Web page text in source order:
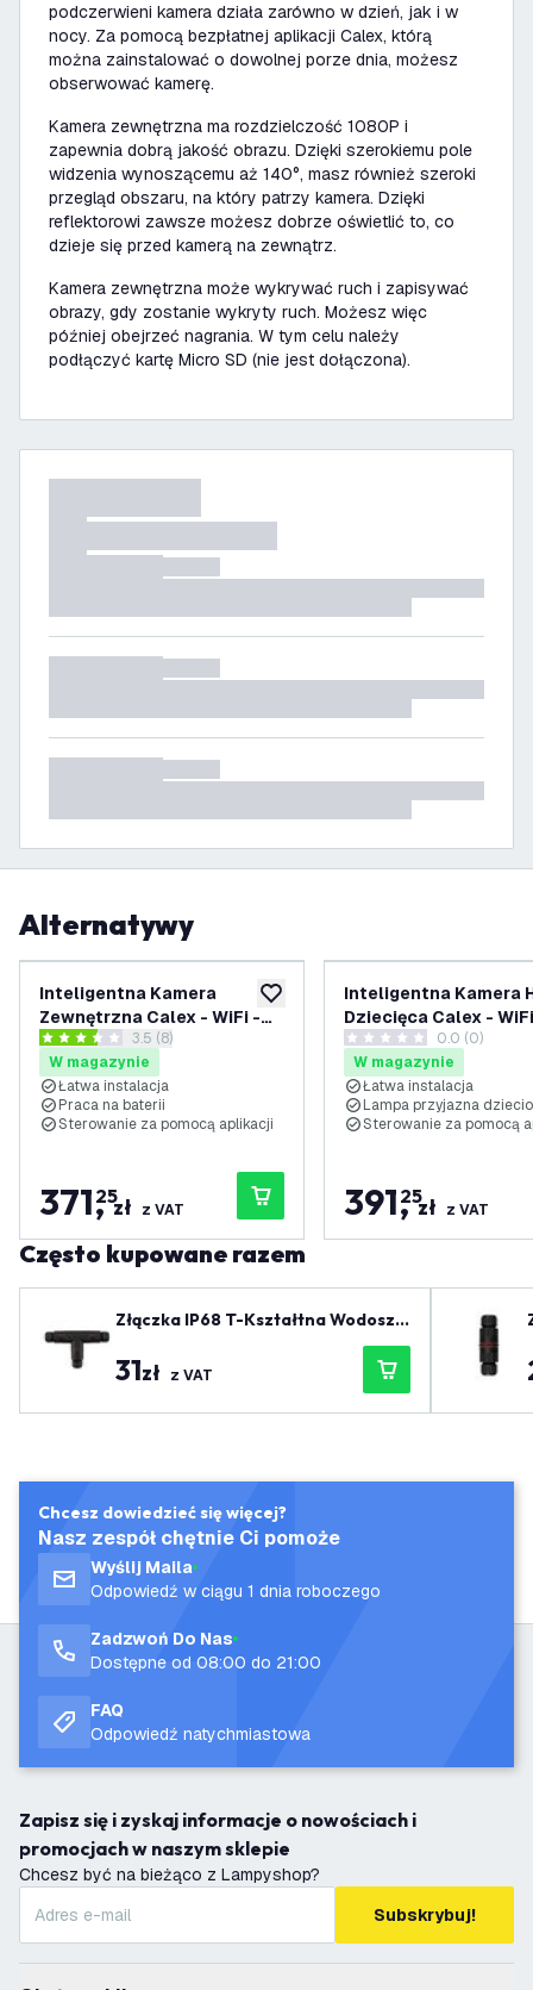
podczerwieni kamera działa zarówno w dzień, jak i w
nocy. Za pomocą bezpłatnej aplikacji Calex, którą
można zainstalować o dowolnej porze dnia, możesz
obserwować kamerę.
Kamera zewnętrzna ma rozdzielczość 1080P i
zapewnia dobrą jakość obrazu. Dzięki szerokiemu pole
widzenia wynoszącemu aż 140°, masz również szeroki
przegląd obszaru, na który patrzy kamera. Dzięki
reflektorowi zawsze możesz dobrze oświetlić to, co
dzieje się przed kamerą na zewnątrz.
Kamera zewnętrzna może wykrywać ruch i zapisywać
obrazy, gdy zostanie wykryty ruch. Możesz więc
później obejrzeć nagrania. W tym celu należy
podłączyć kartę Micro SD (nie jest dołączona).
Alternatywy
dodaj do listy życzeń
Inteligentna Kamera
Zewnętrzna Calex - WiFi -
Bateria - 5 lat gwarancji
otwórz panel recenzji
3.5 Gwiazdki oceny
3.5 (8)
W magazynie
Łatwa instalacja
Praca na baterii
Sterowanie za pomocą aplikacji
371,
25zł z VAT
Inteligentna Kamera
Dziecięca Calex -
gwarancji
0 Gwiazdki oceny
0.0 (0)
W magazynie
Łatwa instalacja
Lampa przyjazna
Sterowanie za pomocą
391,
25zł z VAT
Często kupowane razem
Złączka IP68 T-Kształtna Wodoszc
31zł z VAT
Chcesz dowiedzieć się więcej?
Nasz zespół chętnie Ci pomoże
Wyślij Maila
Odpowiedź w ciągu 1 dnia roboczego
Zadzwoń Do Nas
Dostępne od 08:00 do 21:00
FAQ
Odpowiedź natychmiastowa
Zapisz się i zyskaj informacje o nowościach i
promocjach w naszym sklepie
Chcesz być na bieżąco z Lampyshop?
Subskrybuj!